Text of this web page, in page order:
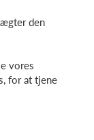
den
vores
for at tjene